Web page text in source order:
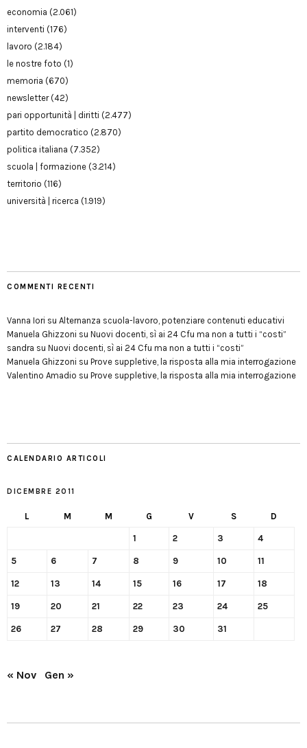
economia (2.061)
interventi (176)
lavoro (2.184)
le nostre foto (1)
memoria (670)
newsletter(42)
pari opportunità | diritti (2.477)
partito democratico (2.870)
politica italiana (7.352)
scuola | formazione (3.214)
territorio (116)
università | ricerca (1.919)
COMMENTI RECENTI
Vanna Iori su Alternanza scuola-lavoro, potenziare contenuti educativi
Manuela Ghizzoni su Nuovi docenti, sì ai 24 Cfu ma non a tutti i “costi”
sandra su Nuovi docenti, sì ai 24 Cfu ma non a tutti i “costi”
Manuela Ghizzoni su Prove suppletive, la risposta alla mia interrogazione
Valentino Amadio su Prove suppletive, la risposta alla mia interrogazione
CALENDARIO ARTICOLI
DICEMBRE 2011
L M M G V S D
1 2 3 4
5 6 7 8 9 10 11
12 13 14 15 16 17 18
19 20 21 22 23 24 25
26 27 28 29 30 31
« Nov Gen »